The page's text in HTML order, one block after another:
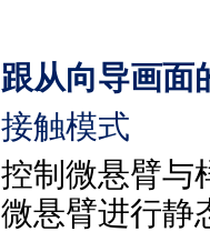
跟从向导画面
接触模式
控制微悬臂与
微悬臂进行静